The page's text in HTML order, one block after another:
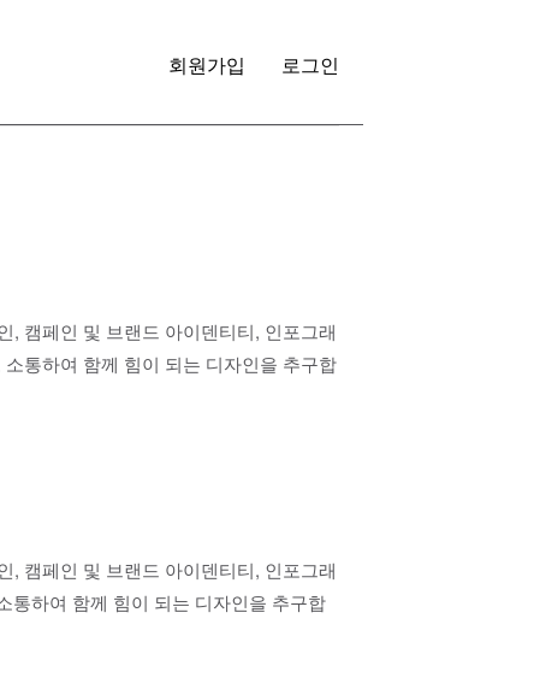
회원가입 로그인
, 캠페인 및 브랜드 아이덴티티, 인포그래
통하여 함께 힘이 되는 디자인을 추구합
, 캠페인 및 브랜드 아이덴티티, 인포그래
통하여 함께 힘이 되는 디자인을 추구합